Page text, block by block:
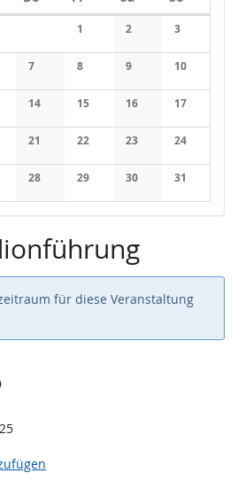
1
Keine Veranstaltungen
2
Keine
3
Keine
Veranstaltungen
7
Keine Veranstaltungen
8
Keine Veranstaltungen
9
Keine
10
Keine
Veranstaltungen
14
Keine Veranstaltungen
15
Keine Veranstaltungen
16
Keine
17
Keine
Veranstaltungen
21
Keine Veranstaltungen
22
Keine Veranstaltungen
23
Keine
24
Keine
Veranstaltungen
28
Keine Veranstaltungen
29
Keine Veranstaltungen
30
Keine
31
Keine
für diese Veranstaltung